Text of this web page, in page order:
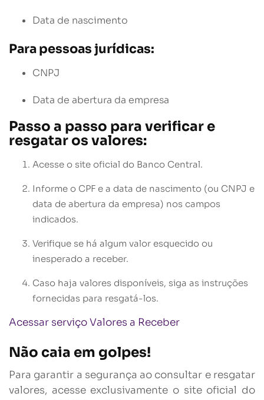
Data de nascimento
Para pessoas jurídicas:
CNPJ
Data de abertura da empresa
Passo a passo para verificar e
resgatar os valores:
Acesse o site oficial do Banco Central.
Informe o CPF e a data de nascimento (ou CNPJ e
data de abertura da empresa) nos campos
indicados.
Verifique se há algum valor esquecido ou
inesperado a receber.
Caso haja valores disponíveis, siga as instruções
fornecidas para resgatá-los.
Acessar serviço Valores a Receber
Não caia em golpes!
Para garantir a segurança ao consultar e resgatar
valores, acesse exclusivamente o site oficial do